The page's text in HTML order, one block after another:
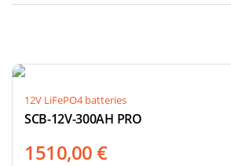
12V LiFePO4 batteries
SCB-12V-300AH PRO
1510,00€